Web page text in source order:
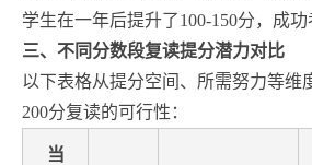
学生在一年后提升了100-150分，成功
三、不同分数段复读提分潜力对比
以下表格从提分空间、所需努力等维
200分复读的可行性：
当